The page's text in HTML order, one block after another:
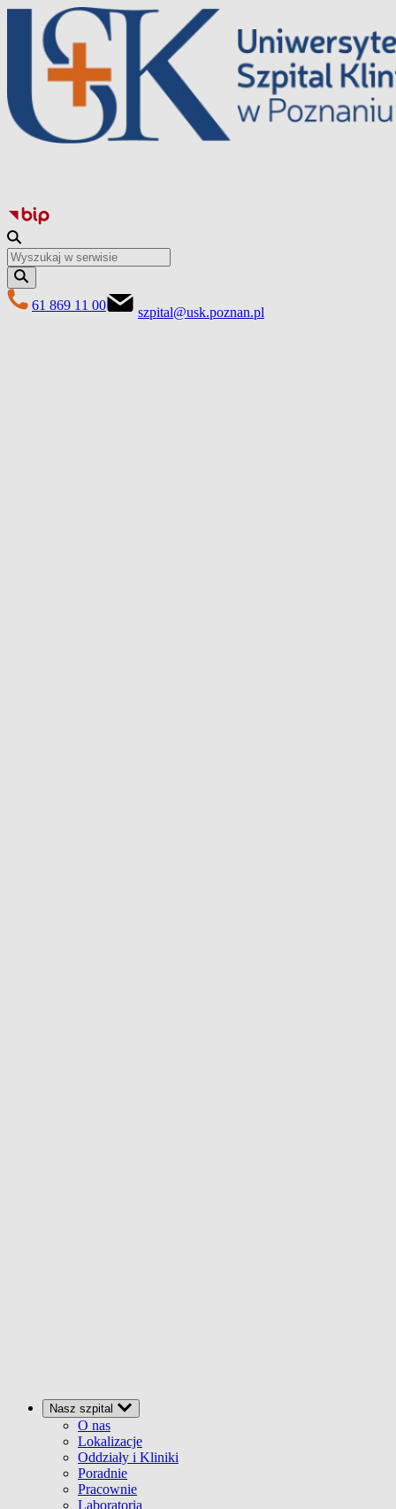
Przejdź
61 869 11 00 szpital@usk.poznan.pl
Nasz szpital
O nas
Lokalizacje
Oddziały i Kliniki
Poradnie
Pracownie
Laboratoria